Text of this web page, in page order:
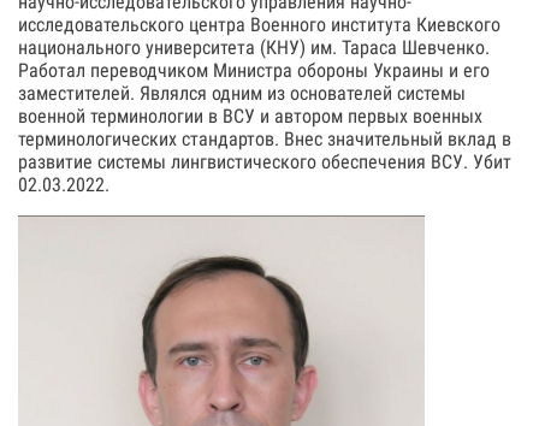
исследовательского центра Военного института Киевского
национального университета (КНУ) им. Тараса Шевченко.
Работал переводчиком Министра обороны Украины и его
заместителей. Являлся одним из основателей системы
военной терминологии в ВСУ и автором первых военных
терминологических стандартов. Внес значительный вклад в
развитие системы лингвистического обеспечения ВСУ. Убит
02.03.2022.